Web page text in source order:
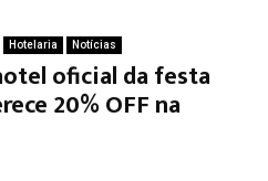
Hotelaria Notícias
oficial da festa
20% OFF na